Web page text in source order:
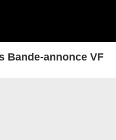
Bande-annonce VF